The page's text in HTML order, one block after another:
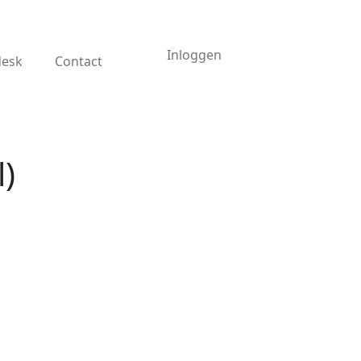
Contact Inloggen